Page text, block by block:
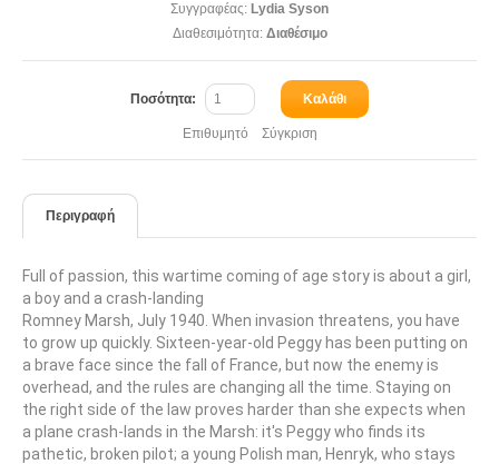
Συγγραφέας: Lydia Syson
Διαθεσιμότητα:Διαθέσιμο
Ποσότητα: Καλάθι
Επιθυμητό Σύγκριση
Περιγραφή
Full of passion, this wartime coming of age story is about a girl,
a boy and a crash-landing
Romney Marsh, July 1940. When invasion threatens, you have
to grow up quickly. Sixteen-year-old Peggy has been putting on
a brave face since the fall of France, but now the enemy is
overhead, and the rules are changing all the time. Staying on
the right side of the law proves harder than she expects when
a plane crash-lands in the Marsh: it's Peggy who finds its
pathetic, broken pilot; a young Polish man, Henryk, who stays